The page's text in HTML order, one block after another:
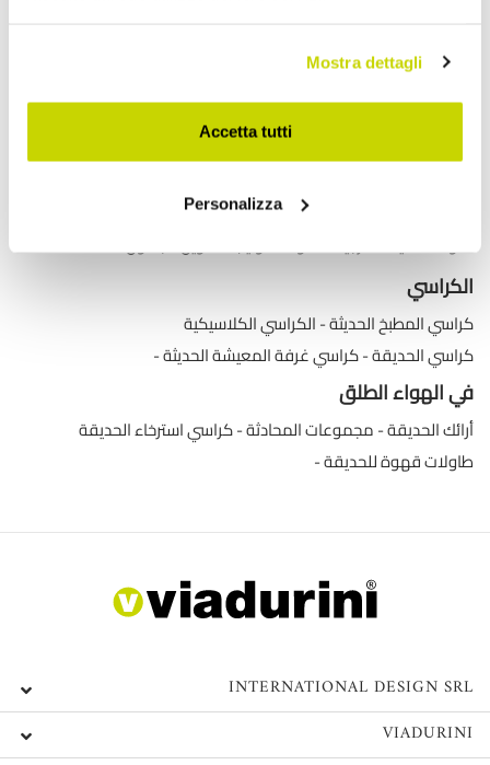
Mostra dettagli
Accetta tutti
Personalizza
طاولات طعام خشبية قابلة للتمديد
طاولات حديثة
موائد مستديرة
طاولات القهوة
تحويل الجداول طاولات توليب طاولات حديقة خارجية
الكراسي
الكراسي الكلاسيكية كراسي المطبخ الحديثة
كراسي غرفة المعيشة الحديثة كراسي الحديقة
في الهواء الطلق
كراسي استرخاء الحديقة مجموعات المحادثة أرائك الحديقة
طاولات قهوة للحديقة
INTERNATIONAL DESIGN SRL
VIADURINI